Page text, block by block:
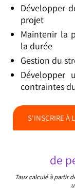
Développer
projet
Maintenir la
la durée
Gestion du
Développer
contraintes
S'INSCRIRE À
de
Taux calculé à partir